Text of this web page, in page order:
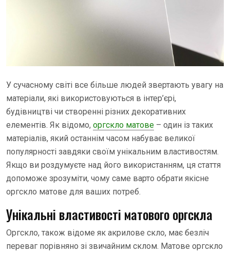
У сучасному світі все більше людей звертають увагу на
матеріали, які використовуються в інтер’єрі,
будівництві чи створенні різних декоративних
елементів. Як відомо, оргскло матове – один із таких
матеріалів, який останнім часом набуває великої
популярності завдяки своїм унікальним властивостям.
Якщо ви роздумуєте над його використанням, ця стаття
допоможе зрозуміти, чому саме варто обрати якісне
оргскло матове для ваших потреб.
Унікальні властивості матового оргскла
Оргскло, також відоме як акрилове скло, має безліч
переваг порівняно зі звичайним склом. Матове оргскло